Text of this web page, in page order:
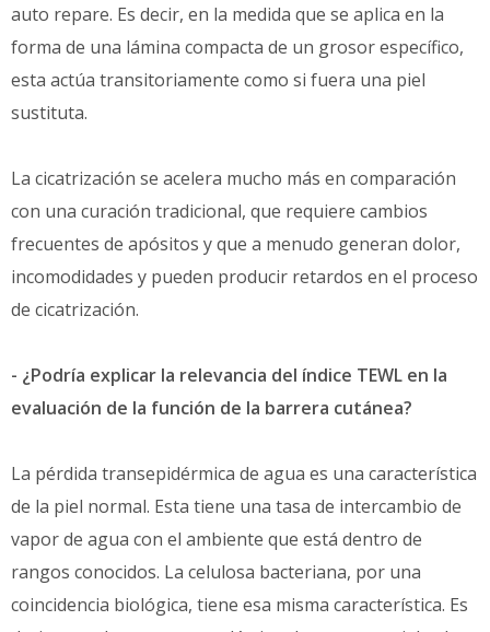
auto repare. Es decir, en la medida que se aplica en la
forma de una lámina compacta de un grosor específico,
esta actúa transitoriamente como si fuera una piel
sustituta.
La cicatrización se acelera mucho más en comparación
con una curación tradicional, que requiere cambios
frecuentes de apósitos y que a menudo generan dolor,
incomodidades y pueden producir retardos en el proceso
de cicatrización.
- ¿Podría explicar la relevancia del índice TEWL en la
evaluación de la función de la barrera cutánea?
La pérdida transepidérmica de agua es una característica
de la piel normal. Esta tiene una tasa de intercambio de
vapor de agua con el ambiente que está dentro de
rangos conocidos. La celulosa bacteriana, por una
coincidencia biológica, tiene esa misma característica. Es